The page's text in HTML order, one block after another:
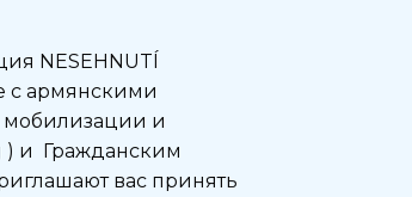
NESEHNUTÍ
с армянскими
и
) и Гражданским
вас принять